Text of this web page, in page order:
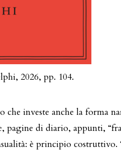
2026, pp. 104.
che investe anche la forma
di diario, appunti,
è principio costruttivo.